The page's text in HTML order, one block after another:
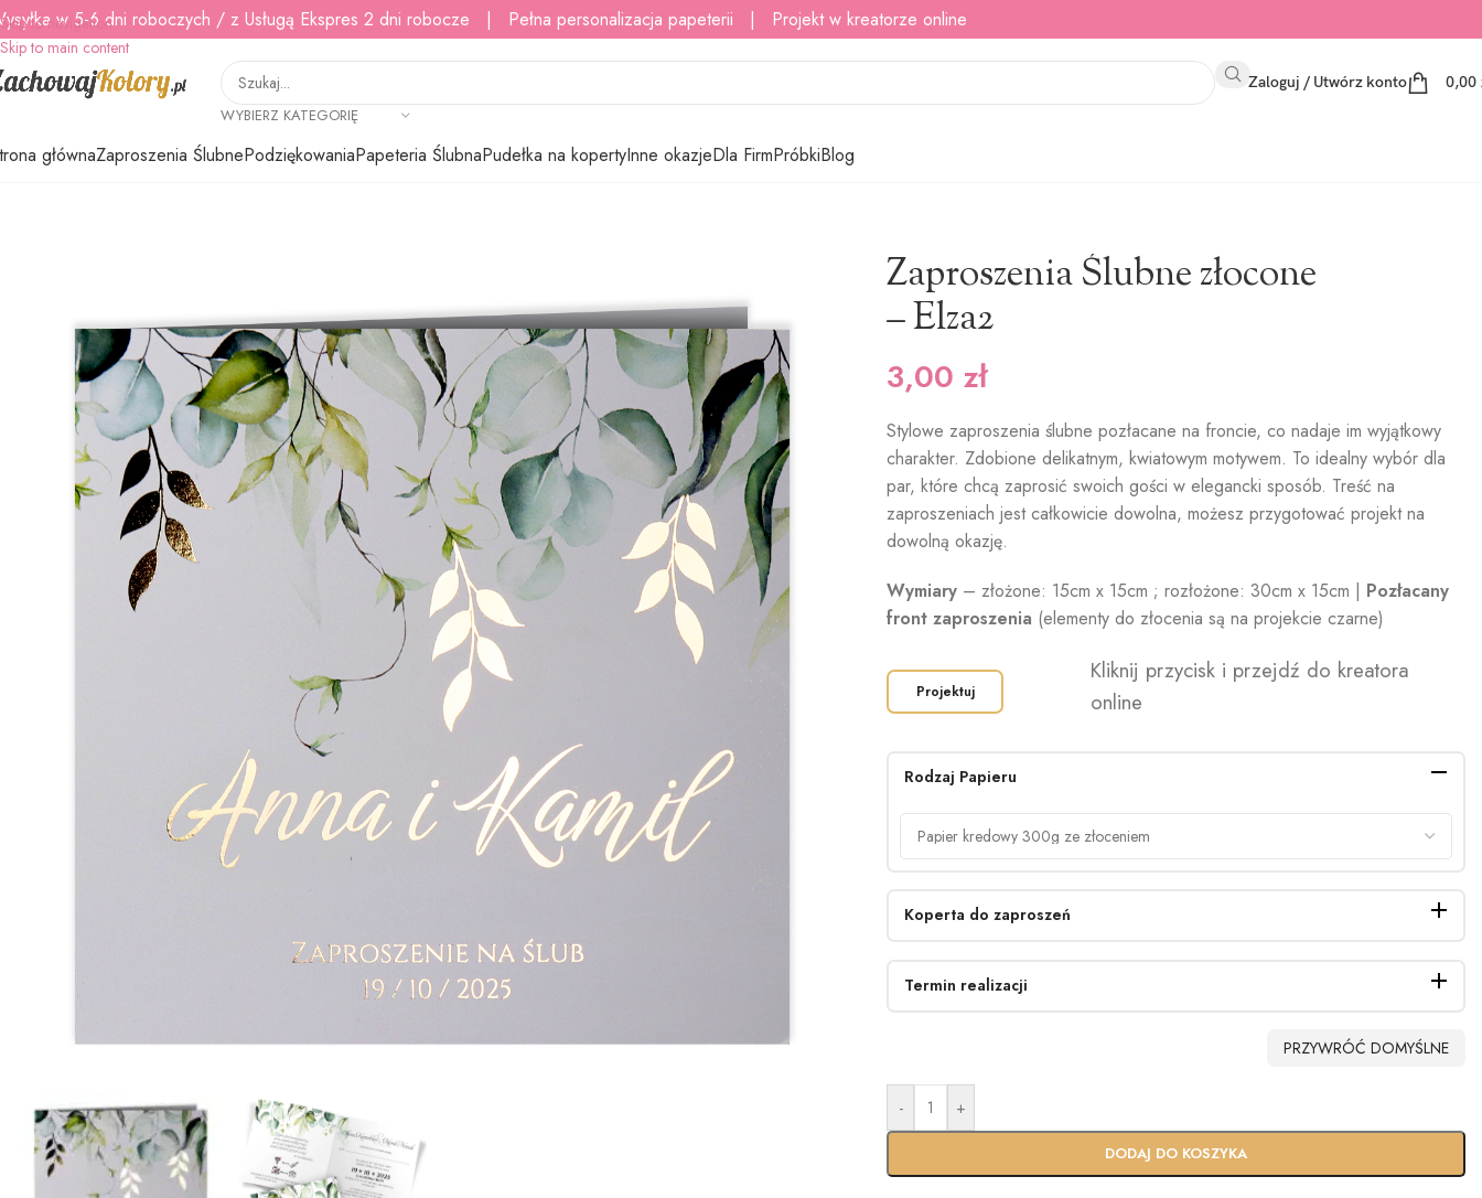
Skip to navigation
Skip to main content
w 5-6 dni roboczych / z Usługą Ekspres 2 dni robocze | Pełna personalizacja papeterii | Projekt w kreatorze online
WYBIERZ KATEGORIĘ
Zaloguj / Utwórz konto 0,00
głównaZaproszenia ŚlubnePodziękowaniaPapeteria ŚlubnaPudełka na kopertyInne okazjeDla FirmPróbkiBlog
Zaproszenia Ślubne złocone
– Elza2
3,00 zł
Stylowe zaproszenia ślubne pozłacane na froncie, co nadaje im wyjątkowy
charakter. Zdobione delikatnym, kwiatowym motywem. To idealny wybór dla
par, które chcą zaprosić swoich gości w elegancki sposób. Treść na
zaproszeniach jest całkowicie dowolna, możesz przygotować projekt na
dowolną okazję.
Wymiary – złożone: 15cm x 15cm ; rozłożone: 30cm x 15cm | Pozłacany
front zaproszenia (elementy do złocenia są na projekcie czarne)
Projektuj
Kliknij przycisk i przejdź do kreatora
online
Rodzaj Papieru
Koperta do zaproszeń
Bez koperty
Termin realizacji
termin
Usługa Ekspres
(+100zł)
PRZYWRÓĆ DOMYŚLNE
- +
DODAJ DO KOSZYKA